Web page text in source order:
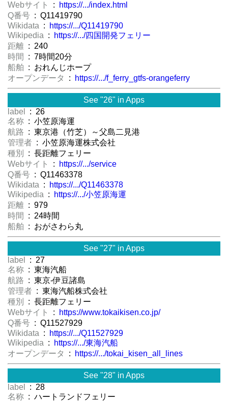
Webサイト
:
https://.../index.html
Q番号 : Q11419790
Wikidata :
https://.../Q11419790
Wikipedia :
https://.../四国開発フェリー
距離 : 240
時間
: 7時間20分
船舶 : おれんじホープ
オープンデータ
: https://.../f_ferry_gtfs-orangeferry
See "26" in Apps
label
: 26
名称 : 小笠原海運
航路 : 東京港（竹芝）～父島二見港
管理者 : 小笠原海運株式会社
種別
: 長距離フェリー
Webサイト
:
https://.../service
Q番号 : Q11463378
Wikidata :
https://.../Q11463378
Wikipedia :
https://.../小笠原海運
距離 : 979
時間
: 24時間
船舶 : おがさわら丸
See "27" in Apps
label
: 27
名称 : 東海汽船
航路 : 東京-伊豆諸島
管理者 : 東海汽船株式会社
種別
: 長距離フェリー
Webサイト
:
https://www.tokaikisen.co.jp/
Q番号 : Q11527929
Wikidata :
https://.../Q11527929
Wikipedia :
https://.../東海汽船
オープンデータ
: https://.../tokai_kisen_all_lines
See "28" in Apps
label
: 28
名称 : ハートランドフェリー